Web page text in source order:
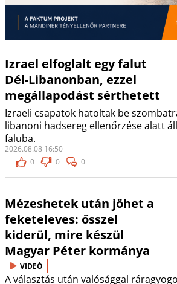
Izrael elfoglalt egy falut
Dél-Libanonban, ezzel
megállapodást sérthetett
Izraeli csapatok hatoltak be
libanoni hadsereg ellenőrzése alatt
faluba.
2026.08.08 16:50
0
0 0
Mézeshetek után jöhet a
feketeleves: ősszel
kiderül, mire készül
Magyar Péter kormánya
VIDEÓ
A választás után valósággal